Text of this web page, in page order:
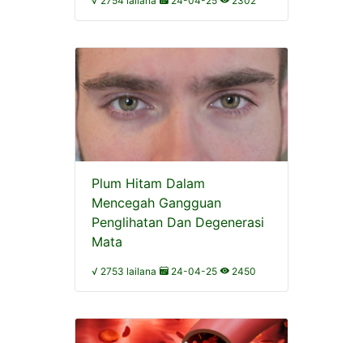
Plum Hitam Dalam
Mencegah Gangguan
Penglihatan Dan Degenerasi
Mata
√ 2753 lailana 24-04-25 2450